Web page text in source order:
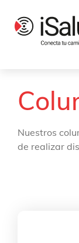
Nuestros
de realizar